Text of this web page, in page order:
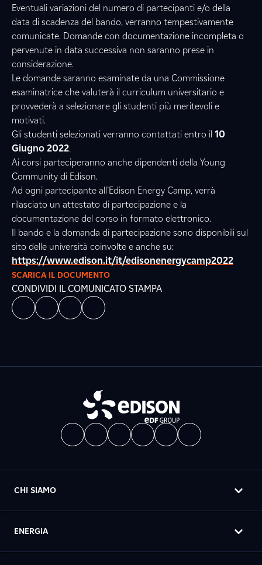
Eventuali variazioni del numero di partecipanti e/o della
data di scadenza del bando, verranno tempestivamente
comunicate. Domande con documentazione incompleta o
pervenute in data successiva non saranno prese in
considerazione.
Le domande saranno esaminate da una Commissione
esaminatrice che valuterà il curriculum universitario e
provvederà a selezionare gli studenti più meritevoli e
motivati.
Gli studenti selezionati verranno contattati entro il 10
Giugno 2022.
Ai corsi parteciperanno anche dipendenti della Young
Community di Edison.
Ad ogni partecipante all’Edison Energy Camp, verrà
rilasciato un attestato di partecipazione e la
documentazione del corso in formato elettronico.
Il bando e la domanda di partecipazione sono disponibili sul
sito delle università coinvolte e anche su:
https://www.edison.it/it/edisonenergycamp2022
SCARICA IL DOCUMENTO
CONDIVIDI IL COMUNICATO STAMPA
CHI SIAMO
ENERGIA